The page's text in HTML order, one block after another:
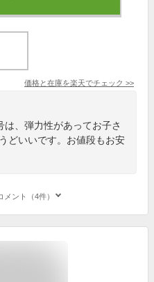
価格と在庫を楽天でチェック >>
、弾力性があってお子さ
どいいです。お値段もお安
ント（4件）